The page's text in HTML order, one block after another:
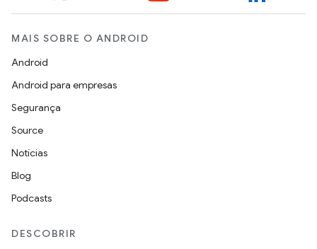
MAIS SOBRE O ANDROID
Android
Android para empresas
Segurança
Source
Notícias
Blog
Podcasts
DESCOBRIR